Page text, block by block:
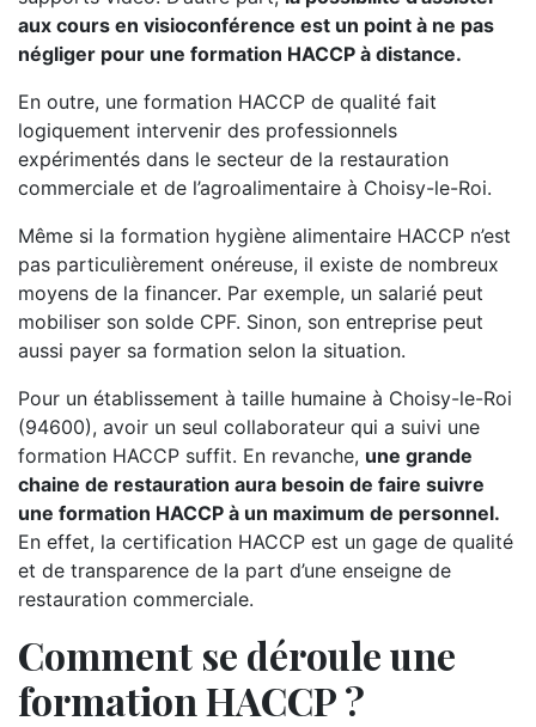
aux cours en visioconférence est un point à ne pas
négliger pour une formation HACCP à distance.
En outre, une formation HACCP de qualité fait
logiquement intervenir des professionnels
expérimentés dans le secteur de la restauration
commerciale et de l’agroalimentaire à Choisy-le-Roi.
Même si la formation hygiène alimentaire HACCP n’est
pas particulièrement onéreuse, il existe de nombreux
moyens de la financer. Par exemple, un salarié peut
mobiliser son solde CPF. Sinon, son entreprise peut
aussi payer sa formation selon la situation.
Pour un établissement à taille humaine à Choisy-le-Roi
(94600), avoir un seul collaborateur qui a suivi une
formation HACCP suffit. En revanche, une grande
chaine de restauration aura besoin de faire suivre
une formation HACCP à un maximum de personnel.
En effet, la certification HACCP est un gage de qualité
et de transparence de la part d’une enseigne de
restauration commerciale.
Comment se déroule une
formation HACCP ?